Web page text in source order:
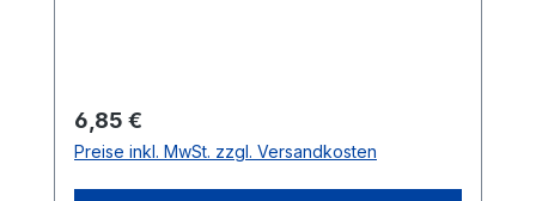
Regulärer Preis:
6,85 €
Preise inkl. MwSt. zzgl. Versandkosten